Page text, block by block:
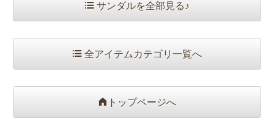
サンダルを全部見る♪
全アイテムカテゴリ一覧へ
トップページへ